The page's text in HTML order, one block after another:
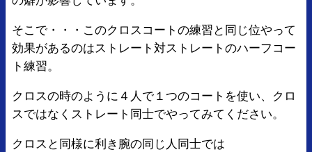
そこで・・・このクロスコートの練習と同じ位やって
効果があるのはストレート対ストレートのハーフコー
ト練習。
クロスの時のように４人で１つのコートを使い、クロ
スではなくストレート同士でやってみてください。
クロスと同様に利き腕の同じ人同士では